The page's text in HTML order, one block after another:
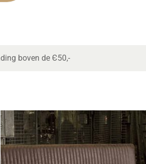
boven de Є50,-